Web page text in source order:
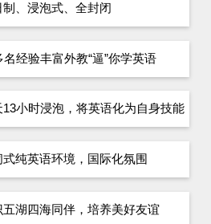
制、浸泡式、全封闭
名经验丰富外教“逼”你学英语
13小时浸泡，将英语化为自身技能
式纯英语环境，国际化氛围
五湖四海同伴，培养美好友谊